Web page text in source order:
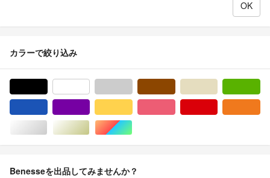
カラーで絞り込み
シルバー/銀色系ゴールド/金色系マルチカラー
Benesseを出品してみませんか？